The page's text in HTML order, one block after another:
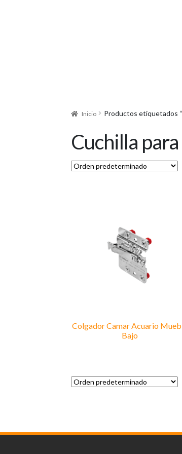
Inicio Productos etiquetados
Cuchilla
Colgador Camar Acuario
Bajo